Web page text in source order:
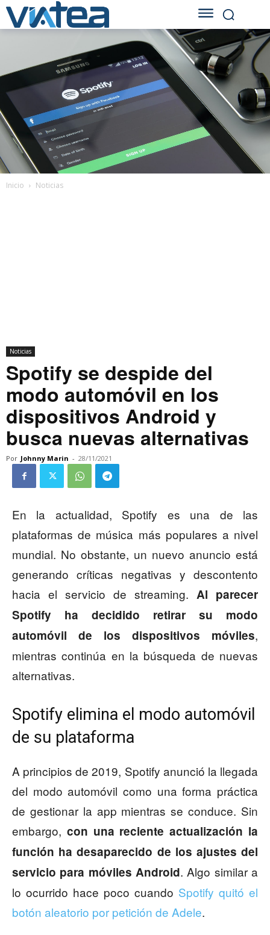
Inicio Noticias
Noticias
Spotify se despide del
modo automóvil en los
dispositivos Android y
busca nuevas alternativas
Por Johnny Marin - 28/11/2021
En la actualidad, Spotify es una de las
plataformas de música más populares a nivel
mundial. No obstante, un nuevo anuncio está
generando críticas negativas y descontento
hacia el servicio de streaming. Al parecer
Spotify ha decidido retirar su modo
automóvil de los dispositivos móviles,
mientras continúa en la búsqueda de nuevas
alternativas.
Spotify elimina el modo automóvil
de su plataforma
A principios de 2019, Spotify anunció la llegada
del modo automóvil como una forma práctica
de gestionar la app mientras se conduce. Sin
embargo, con una reciente actualización la
función ha desaparecido de los ajustes del
servicio para móviles Android. Algo similar a
lo ocurrido hace poco cuando Spotify quitó el
botón aleatorio por petición de Adele.